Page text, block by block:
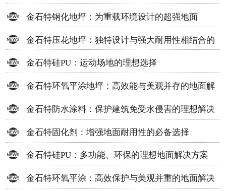
选择
金石特钢化地坪：为重载环境设计的超强地面
金石特压花地坪：独特设计与强大耐用性相结合的
地面材料
金石特硅PU：运动场地的理想选择
金石特环氧平涂地坪：高效能与美观并存的地面解
决方案
金石特防水涂料：保护建筑免受水侵害的理想解决
方案
金石特固化剂：增强地面耐用性的必备选择
金石特硅PU：多功能、环保的理想地面解决方案
金石特环氧平涂：高效保护与美观并重的地面解决